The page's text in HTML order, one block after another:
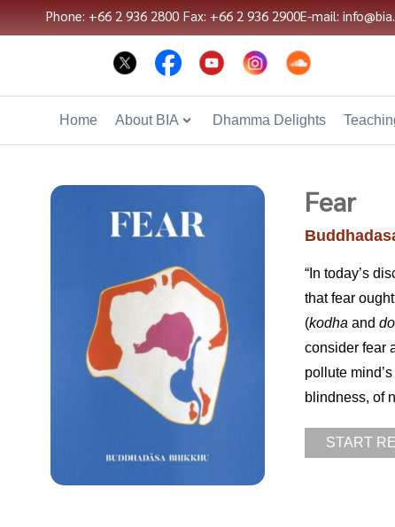
Phone: +66 2 936 2800 Fax: +66 2 936 2900E-mail:
Home About BIA Dhamma Delights
Fear
“In today’s
that fear
(kodha and
consider fear
pollute
blindness, of
START